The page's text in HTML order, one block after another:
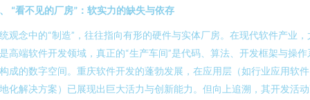
“看不见的厂房”：软实力的缺失与依存
观念中的“制造”，往往指向有形的硬件与实体厂房。在现代软件产业，
高端软件开发领域，真正的“生产车间”是代码、算法、开发框架与操作
成的数字空间。重庆软件开发的蓬勃发展，在应用层（如行业应用软
化解决方案）已展现出巨大活力与创新能力。但向上追溯，其开发活